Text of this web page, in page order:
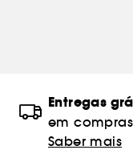
Entregas
em
Saber mais